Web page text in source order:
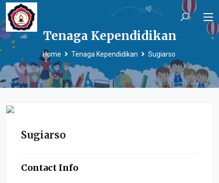
Tenaga Kependidikan
Home Tenaga Kependidikan Sugiarso
Sugiarso
Contact Info